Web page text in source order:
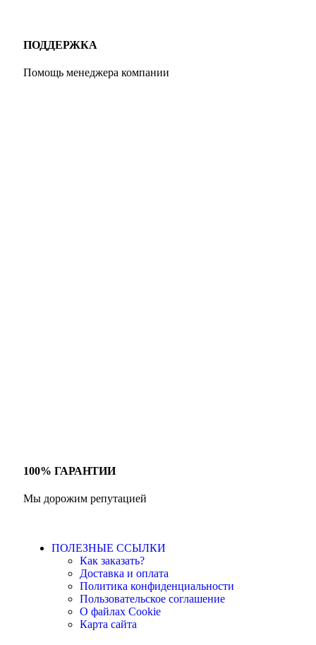
ПОДДЕРЖКА
Помощь менеджера компании
100% ГАРАНТИИ
Мы дорожим репутацией
ПОЛЕЗНЫЕ ССЫЛКИ
Как заказать?
Доставка и оплата
Политика конфиденциальности
Пользовательское соглашение
О файлах Cookie
Карта сайта